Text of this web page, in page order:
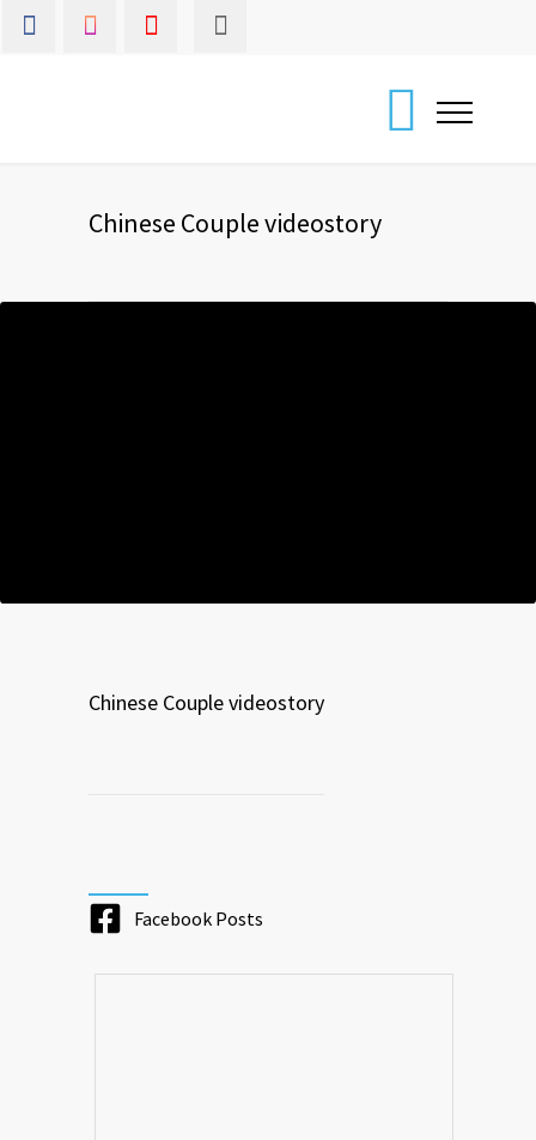
Chinese Couple videostory
Chinese Couple videostory
Facebook Posts